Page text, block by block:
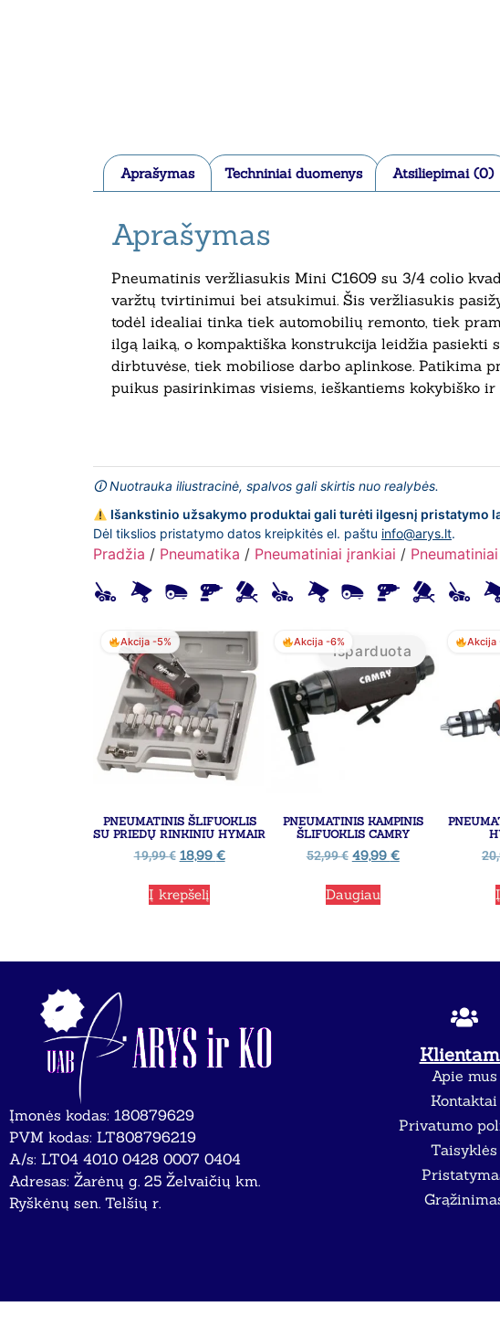
Aprašymas Techniniai duomenys Atsiliepimai (0)
Aprašymas
Pneumatinis veržliasukis Mini C1609 su 3/4 colio
varžtų tvirtinimui bei atsukimui. Šis veržliasukis
todėl idealiai tinka tiek automobilių remonto, tiek
ilgą laiką, o kompaktiška konstrukcija leidžia
dirbtuvėse, tiek mobiliose darbo aplinkose. Patikima
puikus pasirinkimas visiems, ieškantiems kokybiško
🛈 Nuotrauka iliustracinė, spalvos gali skirtis nuo realybės.
Išankstinio užsakymo produktai gali turėti ilgesnį pristatymo
Dėl tikslios pristatymo datos kreipkitės el. paštu info@arys.lt.
Pradžia / Pneumatika / Pneumatiniai įrankiai /
Akcija -5%
PNEUMATINIS ŠLIFUOKLIS
SU PRIEDŲ RINKINIU HYMAIR
19,99€ 18,99 €
Į krepšelį
Akcija -6%
Išparduota
PNEUMATINIS KAMPINIS
ŠLIFUOKLIS CAMRY
52,99€ 49,99 €
Daugiau
Akcija
Įmonės kodas: 180879629
PVM kodas: LT808796219
A/s: LT04 4010 0428 0007 0404
Adresas: Žarėnų g. 25 Želvaičių km.
Ryškėnų sen. Telšių r.
Apie mus
Kontaktai
Privatumo
Taisyklės